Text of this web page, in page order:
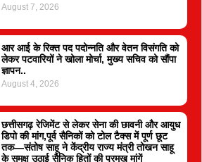
August 7, 2026
आर आई के रिक्त पद पदोन्नति और वेतन विसंगति को
लेकर पटवारियों ने खोला मोर्चा, मुख्य सचिव को सौंपा
ज्ञापन..
August 4, 2026
छत्तीसगढ़ रेजिमेंट से लेकर सेना की छावनी और आयुध
डिपो की मांग,पूर्व सैनिकों को टोल टैक्स में पूर्ण छूट
तक—संतोष साहू ने केंद्रीय राज्य मंत्री तोखन साहू
के समक्ष उठाई सैनिक हितों की प्रमुख मांगें